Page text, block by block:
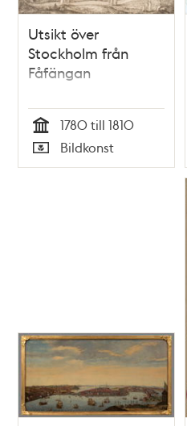
Utsikt över
Stockholm från
Fåfängan
Tid
1780 till 1810
Typ
Bildkonst